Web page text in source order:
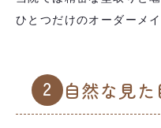
ひとつだけのオーダーメ
2 自然な見